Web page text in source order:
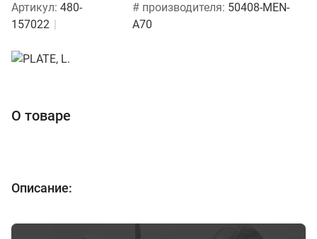
Артикул: 480-
157022
# производителя: 50408-MEN-
A70
О товаре
Описание: